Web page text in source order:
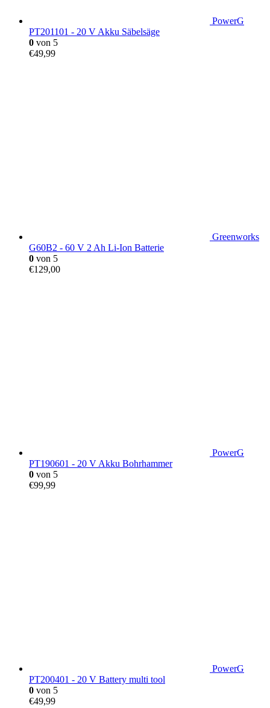
PowerG
PT201101 - 20 V Akku Säbelsäge
0 von 5
€49,99
Greenworks
G60B2 - 60 V 2 Ah Li-Ion Batterie
0 von 5
€129,00
PowerG
PT190601 - 20 V Akku Bohrhammer
0 von 5
€99,99
PowerG
PT200401 - 20 V Battery multi tool
0 von 5
€49,99